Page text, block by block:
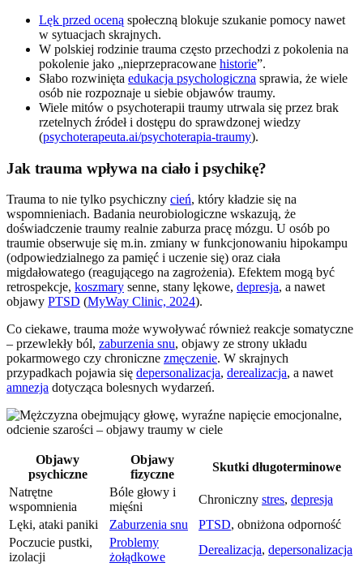
Lęk przed oceną społeczną blokuje szukanie pomocy nawet
w sytuacjach skrajnych.
W polskiej rodzinie trauma często przechodzi z pokolenia na
pokolenie jako „nieprzepracowane historie”.
Słabo rozwinięta edukacja psychologiczna sprawia, że wiele
osób nie rozpoznaje u siebie objawów traumy.
Wiele mitów o psychoterapii traumy utrwala się przez brak
rzetelnych źródeł i dostępu do sprawdzonej wiedzy
(psychoterapeuta.ai/psychoterapia-traumy).
Jak trauma wpływa na ciało i psychikę?
Trauma to nie tylko psychiczny cień, który kładzie się na
wspomnieniach. Badania neurobiologiczne wskazują, że
doświadczenie traumy realnie zaburza pracę mózgu. U osób po
traumie obserwuje się m.in. zmiany w funkcjonowaniu hipokampu
(odpowiedzialnego za pamięć i uczenie się) oraz ciała
migdałowatego (reagującego na zagrożenia). Efektem mogą być
retrospekcje, koszmary senne, stany lękowe, depresja, a nawet
objawy PTSD (MyWay Clinic, 2024).
Co ciekawe, trauma może wywoływać również reakcje somatyczne
– przewlekły ból, zaburzenia snu, objawy ze strony układu
pokarmowego czy chroniczne zmęczenie. W skrajnych
przypadkach pojawia się depersonalizacja, derealizacja, a nawet
amnezja dotycząca bolesnych wydarzeń.
Objawy
psychiczne
Objawy
fizyczne
Skutki długoterminowe
Natrętne
wspomnienia
Bóle głowy i
mięśni
Chroniczny stres, depresja
Lęki, ataki paniki
Zaburzenia snu PTSD, obniżona odporność
Poczucie pustki,
izolacji
Problemy
żołądkowe
Derealizacja, depersonalizacja